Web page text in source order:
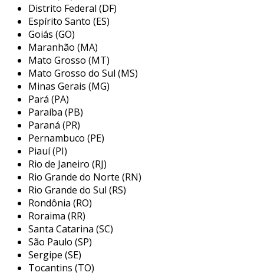
selos, geralmente existe um espaço chamado
de câmara de separação, que pode ser
preenchido com um líquido apropriado para
garantir que as faces de vedação estejam
lubrificadas e refrigeradas adequadamente. a
manutenção regular desse sistema é essencial
para evitar falhas que podem resultar em
paradas não planejadas e custos operacionais
elevados.
principais desafios na manutenção
de selo mecânico duplo
a manutenção de selo mecânico duplo envolve
diversos desafios, sendo fundamental estar
ciente deles para assegurar o funcionamento
adequado do sistema. dentre os principais
desafios, podemos destacar:
desgaste das faces de vedação:
tempo e o uso contínuo, as superfícies de
Distrito Federal (DF)
Espírito Santo (ES)
Goiás (GO)
Maranhão (MA)
Mato Grosso (MT)
Mato Grosso do Sul (MS)
Minas Gerais (MG)
Pará (PA)
Paraíba (PB)
Paraná (PR)
Pernambuco (PE)
Piauí (PI)
Rio de Janeiro (RJ)
Rio Grande do Norte (RN)
Rio Grande do Sul (RS)
Rondônia (RO)
Roraima (RR)
Santa Catarina (SC)
São Paulo (SP)
Sergipe (SE)
Tocantins (TO)